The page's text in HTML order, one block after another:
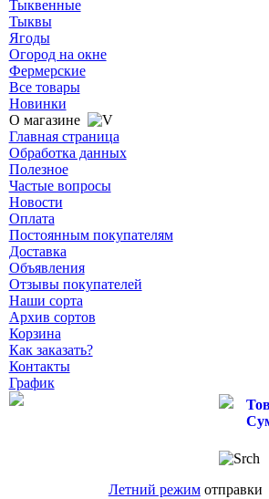
Тыквенные
Тыквы
Ягоды
Огород на окне
Фермерские
Все товары
Новинки
О магазине
Главная страница
Обработка данных
Полезное
Частые вопросы
Новости
Оплата
Постоянным покупателям
Доставка
Объявления
Отзывы покупателей
Наши сорта
Архив сортов
Корзина
Как заказать?
Контакты
График
Летний режимотправки